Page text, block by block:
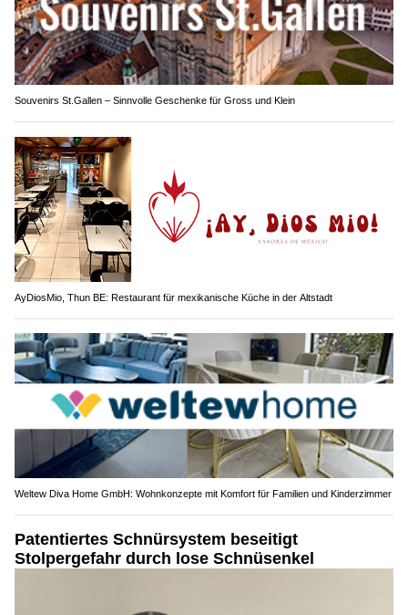
Souvenirs St.Gallen – Sinnvolle Geschenke für Gross und Klein
AyDiosMio, Thun BE: Restaurant für mexikanische Küche in der Altstadt
Weltew Diva Home GmbH: Wohnkonzepte mit Komfort für Familien und Kinderzimmer
Patentiertes Schnürsystem beseitigt
Stolpergefahr durch lose Schnüsenkel